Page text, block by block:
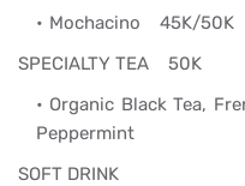
Mochacino 45K/50K
SPECIALTY TEA 50K
Organic Black Tea,
Peppermint
SOFT DRINK